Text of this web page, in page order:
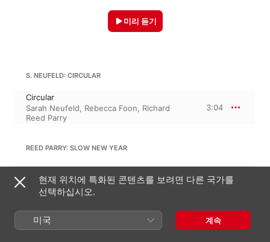
미리 듣기
S. NEUFELD: CIRCULAR
Circular
Sarah Neufeld, Rebecca Foon, Richard
Reed Parry
3:04
REED PARRY: SLOW NEW YEAR
Slow New Year
Richard Reed Parry,Rebecca Foon ,Sarah
Neufeld
4:52
S. NEUFELD: MARIA
현재 위치에 특화된 콘텐츠를 보려면 다른 국가를
선택하십시오.
미국 계속